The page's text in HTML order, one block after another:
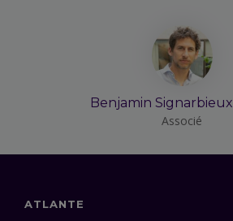
Benjamin Signarbieux
Associé
ATLANTE